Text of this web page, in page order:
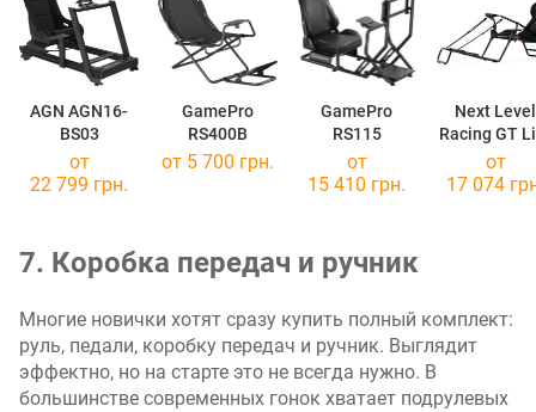
AGN AGN16-
BS03
GamePro
RS400B
GamePro
RS115
Next Level
Racing GT
Pro
от
22 799 грн.
от 5 700 грн.
от
15 410 грн.
от
17 074
7. Коробка передач и ручник
Многие новички хотят сразу купить полный комплект:
руль, педали, коробку передач и ручник. Выглядит
эффектно, но на старте это не всегда нужно. В
большинстве современных гонок хватает подрулевых